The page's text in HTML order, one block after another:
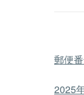
郵便
2025